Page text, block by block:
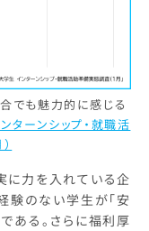
でも魅力的に感じる
ターンシップ・就職活
に力を入れている企
験のない学生が「安
ある。さらに福利厚